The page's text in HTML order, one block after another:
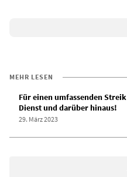
MEHR LESEN
Für einen umfassenden
Dienst und darüber hinaus!
29. März 2023